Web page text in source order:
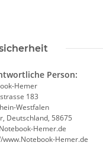
Person:
Hemer
183
Westfalen
Deutschland, 58675
Hemer.de
www.Notebook-Hemer.de